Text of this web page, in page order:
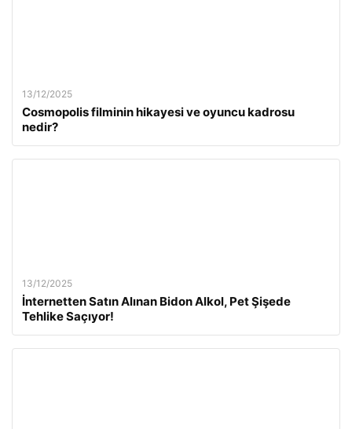
13/12/2025
Cosmopolis filminin hikayesi ve oyuncu kadrosu
nedir?
13/12/2025
İnternetten Satın Alınan Bidon Alkol, Pet Şişede
Tehlike Saçıyor!